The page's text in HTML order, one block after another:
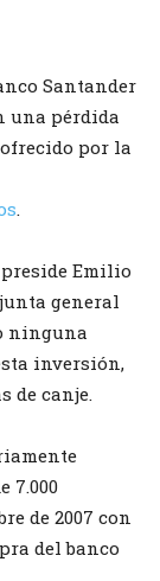
Santander
una pérdida
por la
.
Emilio
general
ninguna
inversión,
de canje.
7.000
de 2007 con
del banco